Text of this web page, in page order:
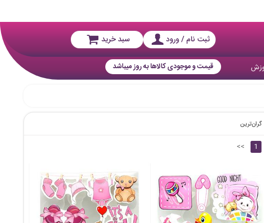
ثبت نام / ورود سبد خرید
قیمت و موجودی کالاها به روز میباشد
گران‌ترین
<< 1